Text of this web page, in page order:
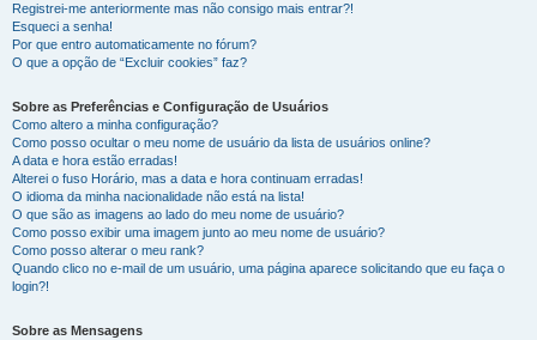
Registrei-me anteriormente mas não consigo mais entrar?!
Esqueci a senha!
Por que entro automaticamente no fórum?
O que a opção de “Excluir cookies” faz?
Sobre as Preferências e Configuração de Usuários
Como altero a minha configuração?
Como posso ocultar o meu nome de usuário da lista de usuários online?
A data e hora estão erradas!
Alterei o fuso Horário, mas a data e hora continuam erradas!
O idioma da minha nacionalidade não está na lista!
O que são as imagens ao lado do meu nome de usuário?
Como posso exibir uma imagem junto ao meu nome de usuário?
Como posso alterar o meu rank?
Quando clico no e-mail de um usuário, uma página aparece solicitando que eu faça o
login?!
Sobre as Mensagens